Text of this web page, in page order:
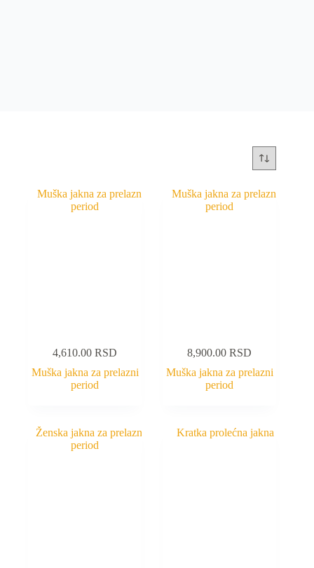
4,610.00RSD
Muška jakna za prelazni
period
8,900.00RSD
Muška jakna za prelazni
period